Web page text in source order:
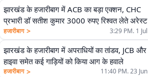
झारखंड के हजारीबाग में ACB का बड़ा एक्शन, CHC
प्रभारी डॉ सतीश कुमार 3000 रुपए रिश्वत लेते अरेस्ट
हजारीबाग > 3:29 PM. 1 Jul
झारखंड के हजारीबाग में अपराधियों का तांडव, JCB और
हाइवा समेत कई गाड़ियों को किया आग के हवाले
हजारीबाग > 11:40 PM. 23 Jun